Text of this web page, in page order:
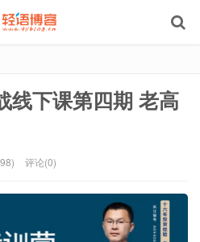
线下课第四期 老高
评论(0)